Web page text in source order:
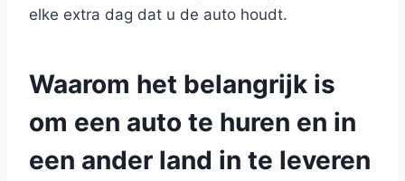
elke extra dag dat u de auto houdt.
Waarom het belangrijk is
om een auto te huren en in
een ander land in te leveren